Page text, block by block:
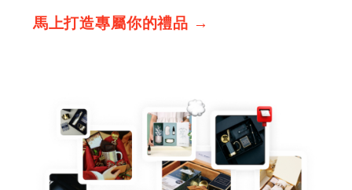
馬上打造專屬你的禮品 →